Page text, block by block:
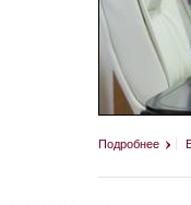
Подробнее